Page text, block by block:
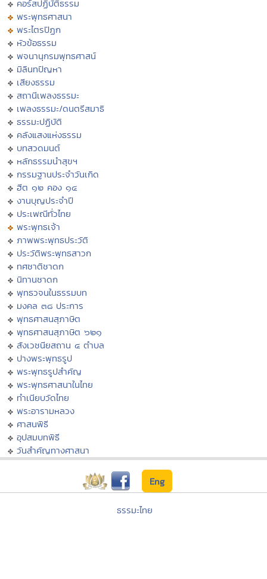
คอร์สปฏิบัติธรรม
พระพุทธศาสนา
พระไตรปิฏก
หัวข้อธรรม
พจนานุกรมพุทธศาสน์
มิลินทปัญหา
เสียงธรรม
สถานีเพลงธรรมะ
เพลงธรรมะ/ดนตรีสมาธิ
ธรรมะปฏิบัติ
คลังแสงแห่งธรรม
บทสวดมนต์
หลักธรรมนำสุขฯ
กรรมฐานประจำวันเกิด
ฮีต ๑๒ คอง ๑๔
งานบุญประจำปี
ประเพณีทั่วไทย
พระพุทธเจ้า
ภาพพระพุทธประวัติ
ประวัติพระพุทธสาวก
ทศชาติชาดก
นิทานชาดก
พุทธวจนในธรรมบท
มงคล ๓๘ ประการ
พุทธศาสนสุภาษิต
พุทธศาสนสุภาษิต ๖๒๑
สังเวชนียสถาน ๔ ตำบล
ปางพระพุทธรูป
พระพุทธรูปสำคัญ
พระพุทธศาสนาในไทย
ทำเนียบวัดไทย
พระอารามหลวง
ศาสนพิธี
อุปสมบทพิธี
วันสำคัญทางศาสนา
Eng
ธรรมะไทย